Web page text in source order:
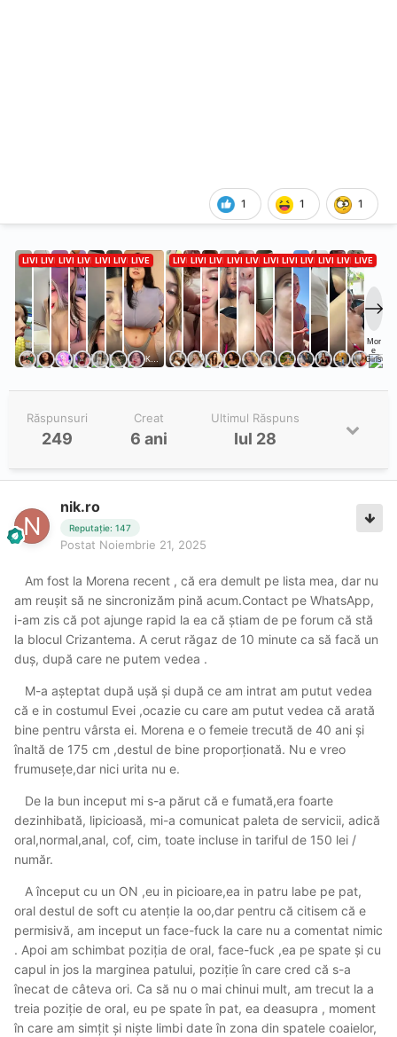
1 1 1
Răspunsuri
249
Creat
6 ani
Ultimul Răspuns
Iul 28
nik.ro
Reputație: 147
Postat Noiembrie 21, 2025
Am fost la Morena recent , că era demult pe lista mea, dar nu
am reușit să ne sincronizăm pină acum.Contact pe WhatsApp,
i-am zis că pot ajunge rapid la ea că știam de pe forum că stă
la blocul Crizantema. A cerut răgaz de 10 minute ca să facă un
duș, după care ne putem vedea .
M-a așteptat după ușă și după ce am intrat am putut vedea
că e in costumul Evei ,ocazie cu care am putut vedea că arată
bine pentru vârsta ei. Morena e o femeie trecută de 40 ani și
înaltă de 175 cm ,destul de bine proporționată. Nu e vreo
frumusețe,dar nici urita nu e.
De la bun inceput mi s-a părut că e fumată,era foarte
dezinhibată, lipicioasă, mi-a comunicat paleta de servicii, adică
oral,normal,anal, cof, cim, toate incluse in tariful de 150 lei /
număr.
A început cu un ON ,eu in picioare,ea in patru labe pe pat,
oral destul de soft cu atenție la oo,dar pentru că citisem că e
permisivă, am inceput un face-fuck la care nu a comentat nimic
. Apoi am schimbat poziția de oral, face-fuck ,ea pe spate și cu
capul in jos la marginea patului, poziție în care cred că s-a
înecat de câteva ori. Ca să nu o mai chinui mult, am trecut la a
treia poziție de oral, eu pe spate în pat, ea deasupra , moment
în care am simțit și niște limbi date în zona din spatele coaielor,